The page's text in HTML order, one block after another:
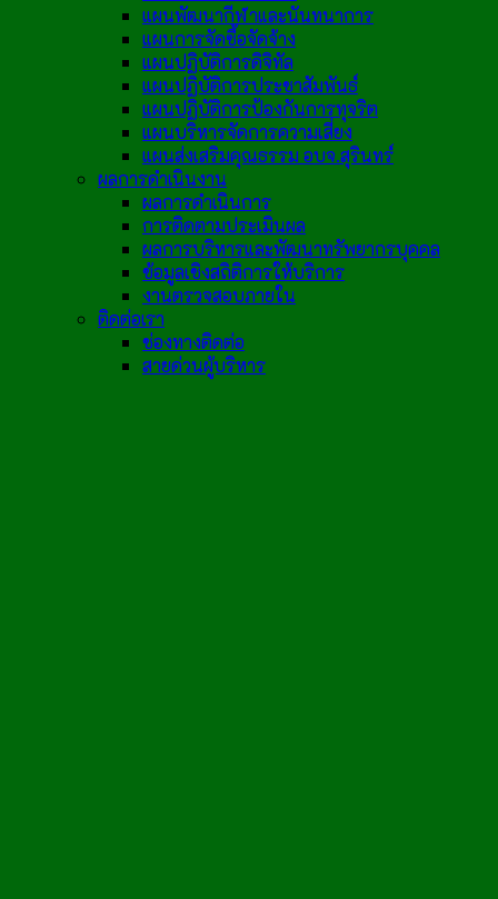
แผนพัฒนากีฬาและนันทนาการ
แผนการจัดซื้อจัดจ้าง
แผนปฏิบัติการดิจิทัล
แผนปฏิบัติการประชาสัมพันธ์
แผนปฏิบัติการป้องกันการทุจริต
แผนบริหารจัดการความเสี่ยง
แผนส่งเสริมคุณธรรม อบจ.สุรินทร์
ผลการดำเนินงาน
ผลการดำเนินการ
การติดตามประเมินผล
ผลการบริหารและพัฒนาทรัพยากรบุคคล
ข้อมูลเชิงสถิติการให้บริการ
งานตรวจสอบภายใน
ติดต่อเรา
ช่องทางติดต่อ
สายด่วนผู้บริหาร